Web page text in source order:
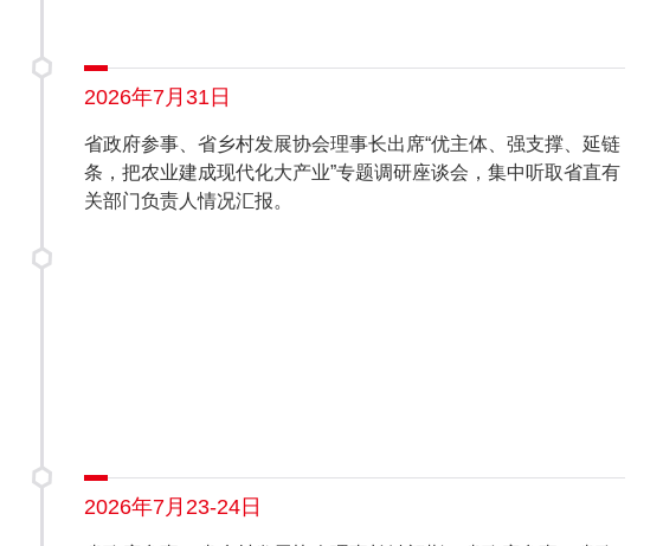
2026年7月31日
省政府参事、省乡村发展协会理事长出席“优主体、强支撑、延链
条，把农业建成现代化大产业”专题调研座谈会，集中听取省直有
关部门负责人情况汇报。
2026年7月23-24日